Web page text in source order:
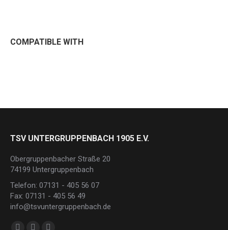
COMPATIBLE WITH
TSV UNTERGRUPPENBACH 1905 E.V.
Obergruppenbacher Straße 20
74199 Untergruppenbach
Telefon: 07131 - 405 56 07
Fax: 07131 - 405 56 49
info@tsvuntergruppenbach.de
Finden Sie uns auf: